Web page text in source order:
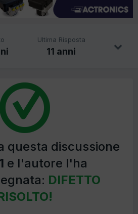
Ultima Risposta
11 anni
questa discussione
e l'autore l'ha
DIFETTO